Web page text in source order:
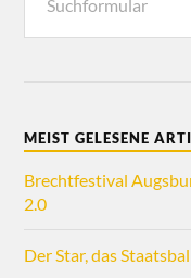
MEIST GELESENE
Brechtfestival
2.0
Der Star, das